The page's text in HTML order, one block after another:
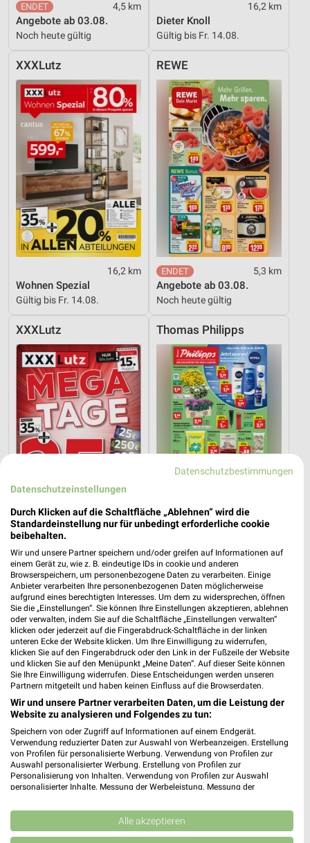
4,5 km
Angebote ab 03.08.
Noch heute gültig
16,2 km
Dieter Knoll
Gültig bis Fr. 14.08.
XXXLutz
16,2 km
Wohnen Spezial
Gültig bis Fr. 14.08.
REWE
5,3 km
Angebote ab 03.08.
Noch heute gültig
XXXLutz
Mega Tage
Gültig bis Fr. 14.08.
Thomas Philipps
Angebote ab 10.08.
Gültig ab Mo. 10.08.
Kaufland
Angebote ab 06.08.
Gültig bis Mi. 12.08.
XXXLutz
Spezial-Prospekt der Marken
Gültig bis Fr. 21.08.
Datenschutzbestimmungen
Datenschutzeinstellungen
Durch Klicken auf die Schaltfläche „Ablehnen“ wird die
Standardeinstellung nur für unbedingt erforderliche cookie
beibehalten.
Wir und unsere Partner speichern und/oder greifen auf Informationen auf
einem Gerät zu, wie z. B. eindeutige IDs in cookie und anderen
Browserspeichern, um personenbezogene Daten zu verarbeiten. Einige
Anbieter verarbeiten Ihre personenbezogenen Daten möglicherweise
aufgrund eines berechtigten Interesses. Um dem zu widersprechen, öffnen
Sie die „Einstellungen“. Sie können Ihre Einstellungen akzeptieren, ablehnen
oder verwalten, indem Sie auf die Schaltfläche „Einstellungen verwalten“
klicken oder jederzeit auf die Fingerabdruck-Schaltfläche in der linken
unteren Ecke der Website klicken. Um Ihre Einwilligung zu widerrufen,
klicken Sie auf den Fingerabdruck oder den Link in der Fußzeile der Website
und klicken Sie auf den Menüpunkt „Meine Daten“. Auf dieser Seite können
Sie Ihre Einwilligung widerrufen. Diese Entscheidungen werden unseren
Partnern mitgeteilt und haben keinen Einfluss auf die Browserdaten.
Wir und unsere Partner verarbeiten Daten, um die Leistung der
Website zu analysieren und Folgendes zu tun:
Speichern von oder Zugriff auf Informationen auf einem Endgerät.
Verwendung reduzierter Daten zur Auswahl von Werbeanzeigen. Erstellung
von Profilen für personalisierte Werbung. Verwendung von Profilen zur
Auswahl personalisierter Werbung. Erstellung von Profilen zur
Personalisierung von Inhalten. Verwendung von Profilen zur Auswahl
personalisierter Inhalte. Messung der Werbeleistung. Messung der
Kombinationen von Daten aus verschiedenen Quellen. Entwicklung und
Verbesserung der Angebote. Verwendung reduzierter Daten zur Auswahl
von Inhalten.
Alle akzeptieren